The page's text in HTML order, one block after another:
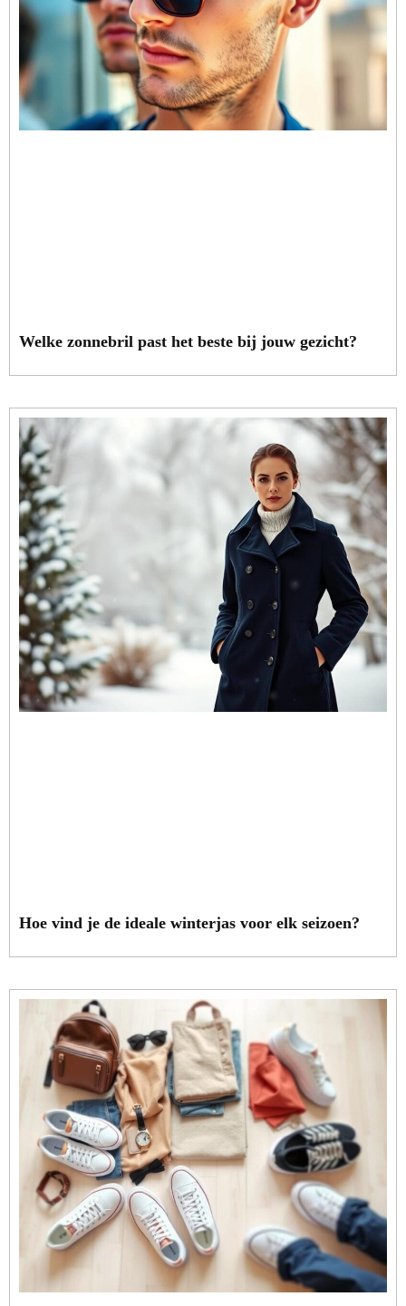
Welke zonnebril past het beste bij jouw gezicht?
Hoe vind je de ideale winterjas voor elk seizoen?